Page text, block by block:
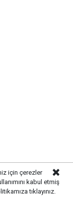
için çerezler
kabul etmiş
tıklayınız.